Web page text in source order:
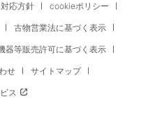
応方針 cookieポリシー
古物営業法に基づく表示
器等販売許可に基づく表示
せ サイトマップ
ス